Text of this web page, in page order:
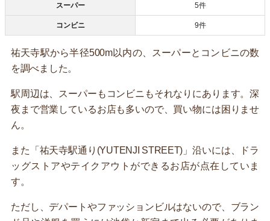
スーパー 5件
コンビニ 9件
祐天寺駅から半径500m以内の、スーパーとコンビニの数
を調べました。
駅周辺は、スーパーもコンビニもそれなりにあります。深
夜まで営業しているお店も多いので、買い物には困りませ
ん。
また「祐天寺駅通り(YUTENJI STREET)」沿いには、ドラ
ッグストアやテイクアウトができるお店が点在していま
す。
ただし、デパートやファッションビルはないので、ブラン